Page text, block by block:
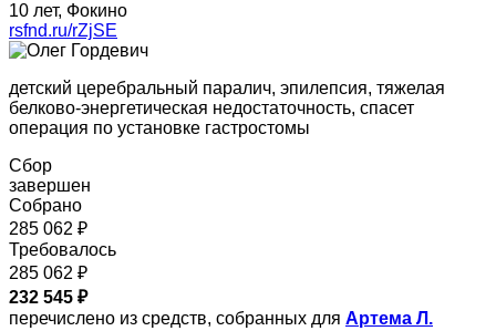
10 лет, Фокино
rsfnd.ru/rZjSE
детский церебральный паралич, эпилепсия, тяжелая
белково-энергетическая недостаточность, спасет
операция по установке гастростомы
Сбор
завершен
Собрано
285 062 ₽
Требовалось
285 062 ₽
232 545 ₽
перечислено из средств, собранных для Артема Л.